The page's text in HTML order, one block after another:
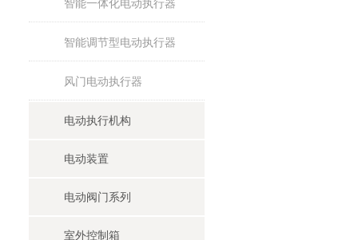
智能一体化电动执行器
智能调节型电动执行器
风门电动执行器
电动执行机构
电动装置
电动阀门系列
室外控制箱